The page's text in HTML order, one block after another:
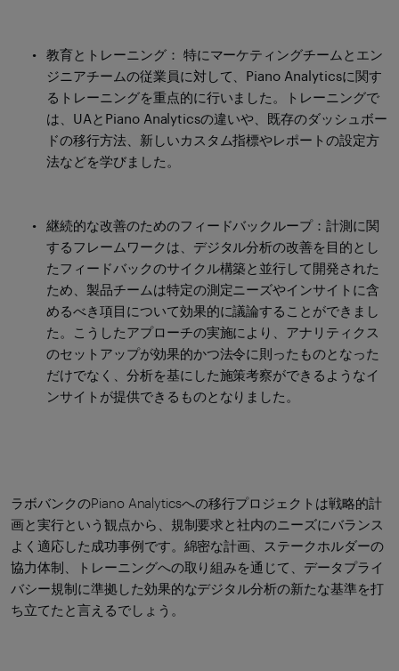
教育とトレーニング： 特にマーケティングチームとエン
ジニアチームの従業員に対して、Piano Analyticsに関す
るトレーニングを重点的に行いました。トレーニングで
は、UAとPiano Analyticsの違いや、既存のダッシュボー
ドの移行方法、新しいカスタム指標やレポートの設定方
法などを学びました。
継続的な改善のためのフィードバックループ：計測に関
するフレームワークは、デジタル分析の改善を目的とし
たフィードバックのサイクル構築と並行して開発された
ため、製品チームは特定の測定ニーズやインサイトに含
めるべき項目について効果的に議論することができまし
た。こうしたアプローチの実施により、アナリティクス
のセットアップが効果的かつ法令に則ったものとなった
だけでなく、分析を基にした施策考察ができるようなイ
ンサイトが提供できるものとなりました。
ラボバンクのPiano Analyticsへの移行プロジェクトは戦略的計
画と実行という観点から、規制要求と社内のニーズにバランス
よく適応した成功事例です。綿密な計画、ステークホルダーの
協力体制、トレーニングへの取り組みを通じて、データプライ
バシー規制に準拠した効果的なデジタル分析の新たな基準を打
ち立てたと言えるでしょう。